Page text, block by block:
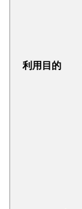
利用目的